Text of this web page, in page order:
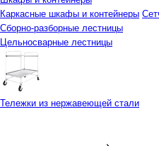
Каркасные шкафы и контейнеры
Сборно-разборные лестницы
Цельносварные лестницы
Тележки из нержавеющей стали